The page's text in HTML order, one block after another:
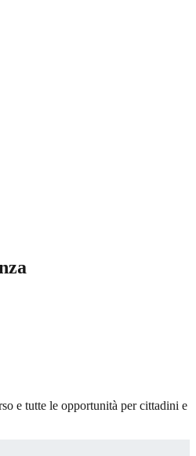
e tutte le opportunità per cittadini e